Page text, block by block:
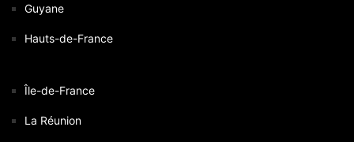
Guyane
Hauts-de-France
Île-de-France
La Réunion